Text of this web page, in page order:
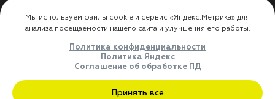
Использование
использования личных
Оферта
Доставка
Где купить
ДЛЯ ПАРТНЁРОВ